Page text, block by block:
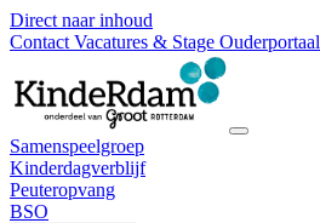
Direct naar inhoud
Contact Vacatures & Stage Ouderportaal
Samenspeelgroep
Kinderdagverblijf
Peuteropvang
BSO